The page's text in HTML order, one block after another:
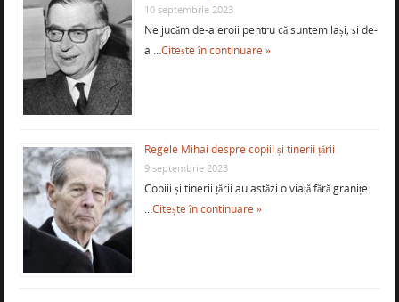
10 septembrie 2023
Ne jucăm de-a eroii pentru că suntem lași; și de-
a …Citește în continuare »
Regele Mihai despre copiii și tinerii țării
9 septembrie 2023
Copiii și tinerii țării au astăzi o viață fără granițe.
…Citește în continuare »